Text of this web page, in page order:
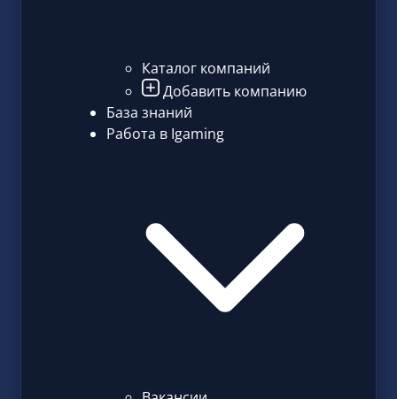
Каталог компаний
Добавить компанию
База знаний
Работа в Igaming